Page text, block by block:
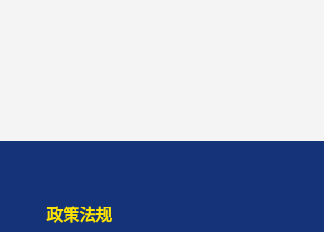
政策法规